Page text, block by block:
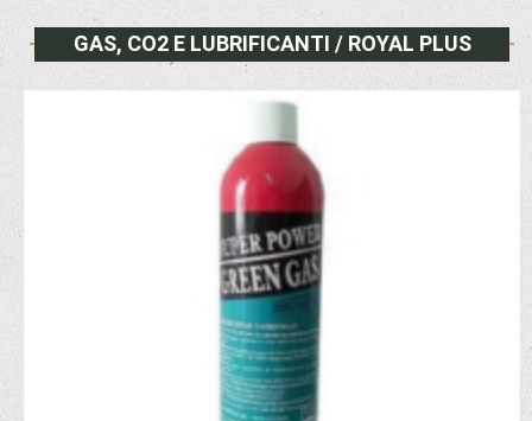
GAS, CO2 E LUBRIFICANTI / ROYAL PLUS